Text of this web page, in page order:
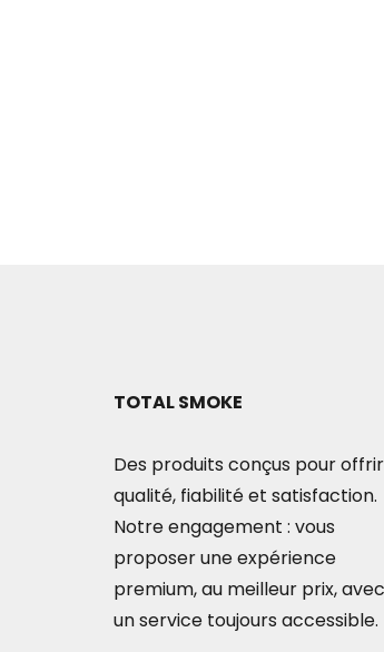
TOTAL SMOKE
Des produits conçus pour offrir
qualité, fiabilité et satisfaction.
Notre engagement : vous
proposer une expérience
premium, au meilleur prix, avec
un service toujours accessible.